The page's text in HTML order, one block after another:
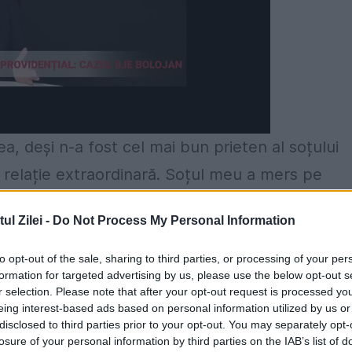
Zilei - Do Not Process My Personal Information
opt-out of the sale, sharing to third parties, or processing of your
for targeted advertising by us, please use the below opt-out
selection. Please note that after your opt-out request is processed
interest-based ads based on personal information utilized by us
to third parties prior to your opt-out. You may separately
of your personal information by third parties on the IAB’s list of
deși n-a fost cel mai bun prieten al soțului
extraordinară. Soțul meu a mers pe
întotdeauna m-a susținut și m-a ajutat și
să lupt mai departe, atât ea, cât și
mai departe”, a spus vedeta.
și slăbește, pentru că anul trecut am slăbit
cheală într-o perioadă de 3-4 luni de